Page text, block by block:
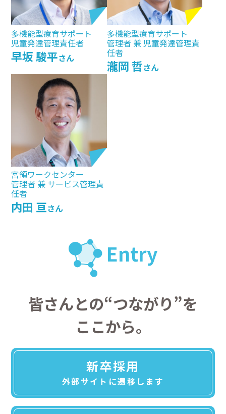
多機能型療育サポート
児童発達管理責任者
早坂 駿平さん
多機能型療育サポート
管理者 兼 児童発達管理責
任者
瀧岡 哲さん
宮領ワークセンター
管理者 兼 サービス管理責
任者
内田 亘さん
Entry
皆さんとの“つながり”を
ここから。
新卒採用
外部サイトに遷移します